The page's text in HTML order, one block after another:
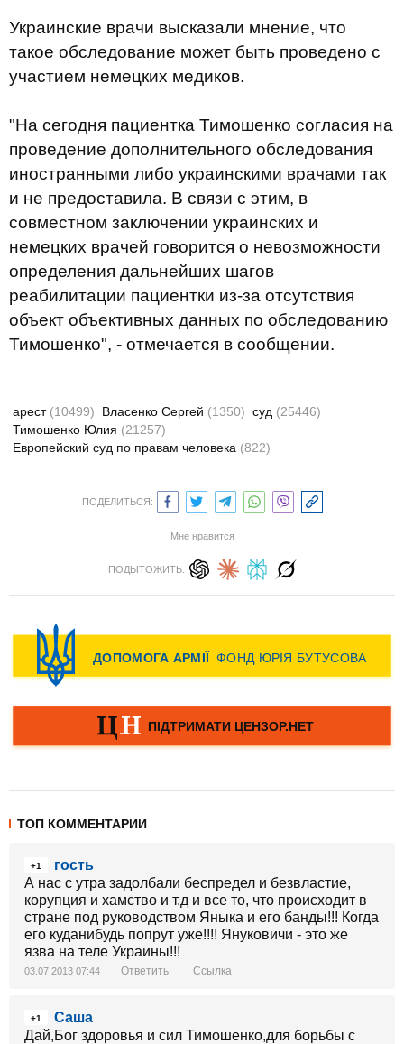
Украинские врачи высказали мнение, что
такое обследование может быть проведено с
участием немецких медиков.
"На сегодня пациентка Тимошенко согласия на
проведение дополнительного обследования
иностранными либо украинскими врачами так
и не предоставила. В связи с этим, в
совместном заключении украинских и
немецких врачей говорится о невозможности
определения дальнейших шагов
реабилитации пациентки из-за отсутствия
объект объективных данных по обследованию
Тимошенко", - отмечается в сообщении.
арест (10499) Власенко Сергей (1350) суд (25446)
Тимошенко Юлия (21257)
Европейский суд по правам человека (822)
ПОДЕЛИТЬСЯ:
Мне нравится
ПОДЫТОЖИТЬ:
ТОП КОММЕНТАРИИ
+1
гость
А нас с утра задолбали беспредел и безвластие,
корупция и хамство и т.д и все то, что происходит в
стране под руководством Яныка и его банды!!! Когда
его куданибудь попрут уже!!!! Януковичи - это же
язва на теле Украины!!!
03.07.2013 07:44 Ответить Ссылка
+1
Саша
Дай,Бог здоровья и сил Тимошенко,для борьбы с